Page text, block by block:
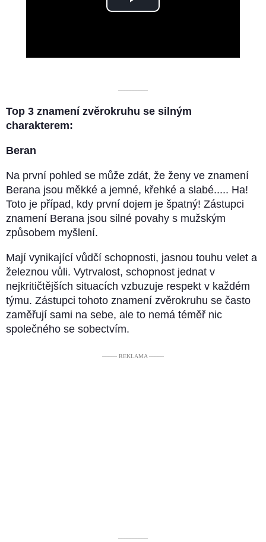
Play
––––––––––
Top 3 znamení zvěrokruhu se silným
charakterem:
Beran
Na první pohled se může zdát, že ženy ve znamení
Berana jsou měkké a jemné, křehké a slabé..... Ha!
Toto je případ, kdy první dojem je špatný! Zástupci
znamení Berana jsou silné povahy s mužským
způsobem myšlení.
Mají vynikající vůdčí schopnosti, jasnou touhu velet a
železnou vůli. Vytrvalost, schopnost jednat v
nejkritičtějších situacích vzbuzuje respekt v každém
týmu. Zástupci tohoto znamení zvěrokruhu se často
zaměřují sami na sebe, ale to nemá téměř nic
společného se sobectvím.
––––– REKLAMA –––––
––––––––––